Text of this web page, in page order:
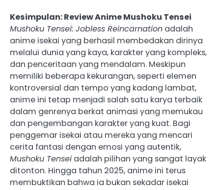
Kesimpulan: Review Anime Mushoku Tensei
Mushoku Tensei: Jobless Reincarnation adalah
anime isekai yang berhasil membedakan dirinya
melalui dunia yang kaya, karakter yang kompleks,
dan penceritaan yang mendalam. Meskipun
memiliki beberapa kekurangan, seperti elemen
kontroversial dan tempo yang kadang lambat,
anime ini tetap menjadi salah satu karya terbaik
dalam genrenya berkat animasi yang memukau
dan pengembangan karakter yang kuat. Bagi
penggemar isekai atau mereka yang mencari
cerita fantasi dengan emosi yang autentik,
Mushoku Tensei adalah pilihan yang sangat layak
ditonton. Hingga tahun 2025, anime ini terus
membuktikan bahwa ia bukan sekadar isekai